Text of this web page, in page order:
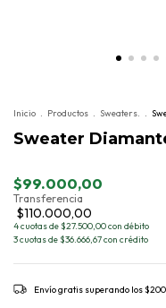
Inicio . Productos . Sweaters. .
Sweater
$110.000,00
$99.000,00
Transferencia
4 cuotas de $27.500,00 con débito
3 cuotas de $36.666,67 con crédito
Envío gratis superando los